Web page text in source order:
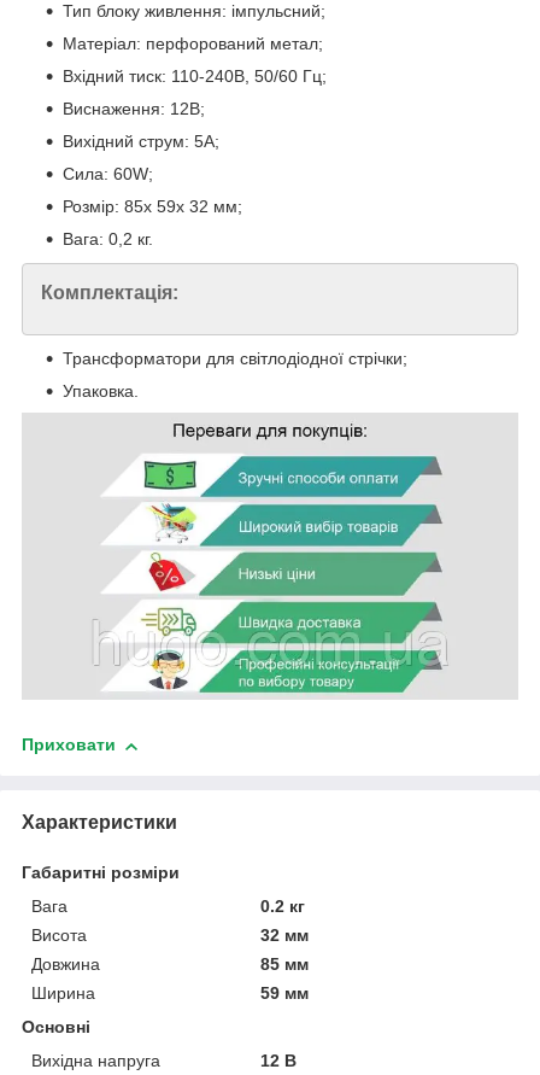
Тип блоку живлення: імпульсний;
Матеріал: перфорований метал;
Вхідний тиск: 110-240В, 50/60 Гц;
Виснаження: 12В;
Вихідний струм: 5А;
Сила: 60W;
Розмір: 85х 59х 32 мм;
Вага: 0,2 кг.
Комплектація:
Трансформатори для світлодіодної стрічки;
Упаковка.
Приховати
Характеристики
Габаритні розміри
Вага
0.2 кг
Висота
32 мм
Довжина
85 мм
Ширина
59 мм
Основні
Вихідна напруга
12 В